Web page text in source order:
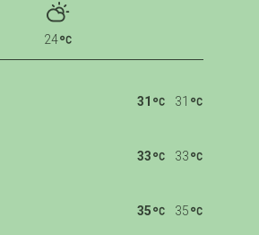
24
31
31
33
33
35
35